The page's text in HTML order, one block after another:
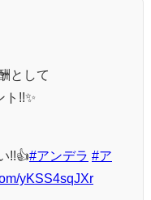
として
!!✨
!!👍#アンデラ #ア
yKSS4sqJXr